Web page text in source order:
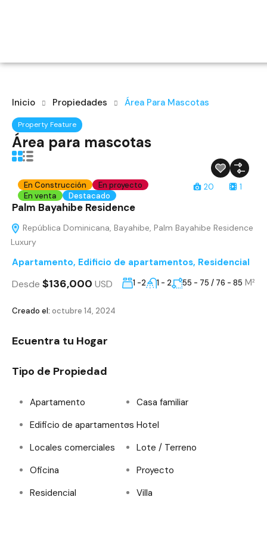
Inicio Propiedades Área Para Mascotas
Property Feature
Área para mascotas
En Construcción
En proyecto
En venta
Destacado
20 1
Palm Bayahibe Residence
República Dominicana, Bayahibe, Palm Bayahibe Residence
Luxury
Apartamento, Edificio de apartamentos, Residencial
Desde $136,000 USD 1 -2 1 - 2 55 - 75 / 76 - 85 M²
Creado el: octubre 14, 2024
Ecuentra tu Hogar
Tipo de Propiedad
Apartamento
Casa familiar
Edificio de apartamentos Hotel
Locales comerciales
Lote / Terreno
Oficina
Proyecto
Residencial
Villa